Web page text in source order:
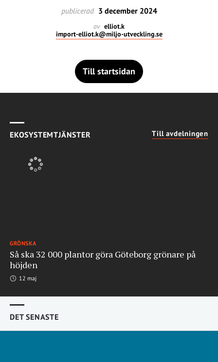
publicerad 3 december 2024
av elliot.k
import-elliot.k@miljo-utveckling.se
Till startsidan
EKOSYSTEMTJÄNSTER Till avdelningen
GRÖNSKA
Så ska 32 000 plantor göra Göteborg grönare på
höjden
12 maj
DET SENASTE